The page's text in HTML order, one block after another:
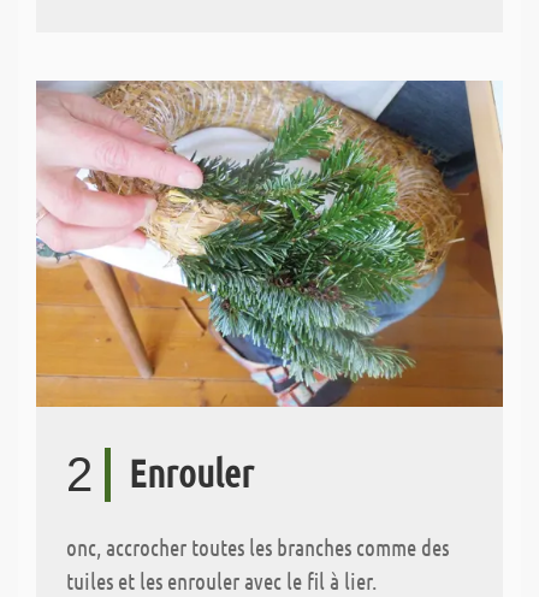
2 Enrouler
onc, accrocher toutes les branches comme des
tuiles et les enrouler avec le fil à lier.